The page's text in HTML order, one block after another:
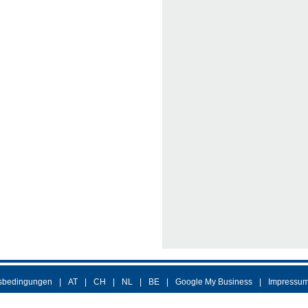
AT CH NL BE Google My Business